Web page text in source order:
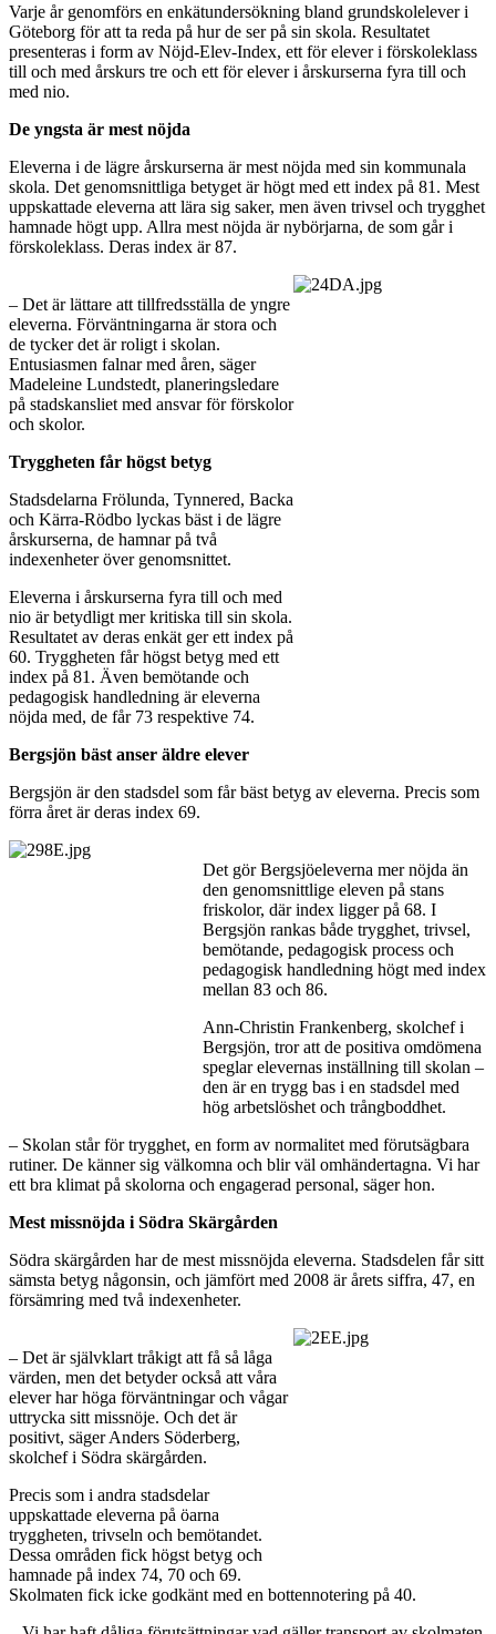
Varje år genomförs en enkätundersökning bland grundskolelever i
Göteborg för att ta reda på hur de ser på sin skola. Resultatet
presenteras i form av Nöjd-Elev-Index, ett för elever i förskoleklass
till och med årskurs tre och ett för elever i årskurserna fyra till och
med nio.
De yngsta är mest nöjda
Eleverna i de lägre årskurserna är mest nöjda med sin kommunala
skola. Det genomsnittliga betyget är högt med ett index på 81. Mest
uppskattade eleverna att lära sig saker, men även trivsel och trygghet
hamnade högt upp. Allra mest nöjda är nybörjarna, de som går i
förskoleklass. Deras index är 87.
– Det är lättare att tillfredsställa de yngre
eleverna. Förväntningarna är stora och
de tycker det är roligt i skolan.
Entusiasmen falnar med åren, säger
Madeleine Lundstedt, planeringsledare
på stadskansliet med ansvar för förskolor
och skolor.
Tryggheten får högst betyg
Stadsdelarna Frölunda, Tynnered, Backa
och Kärra-Rödbo lyckas bäst i de lägre
årskurserna, de hamnar på två
indexenheter över genomsnittet.
Eleverna i årskurserna fyra till och med
nio är betydligt mer kritiska till sin skola.
Resultatet av deras enkät ger ett index på
60. Tryggheten får högst betyg med ett
index på 81. Även bemötande och
pedagogisk handledning är eleverna
nöjda med, de får 73 respektive 74.
Bergsjön bäst anser äldre elever
Bergsjön är den stadsdel som får bäst betyg av eleverna. Precis som
förra året är deras index 69.
Det gör Bergsjöeleverna mer nöjda än
den genomsnittlige eleven på stans
friskolor, där index ligger på 68. I
Bergsjön rankas både trygghet, trivsel,
bemötande, pedagogisk process och
pedagogisk handledning högt med index
mellan 83 och 86.
Ann-Christin Frankenberg, skolchef i
Bergsjön, tror att de positiva omdömena
speglar elevernas inställning till skolan –
den är en trygg bas i en stadsdel med
hög arbetslöshet och trångboddhet.
– Skolan står för trygghet, en form av normalitet med förutsägbara
rutiner. De känner sig välkomna och blir väl omhändertagna. Vi har
ett bra klimat på skolorna och engagerad personal, säger hon.
Mest missnöjda i Södra Skärgården
Södra skärgården har de mest missnöjda eleverna. Stadsdelen får sitt
sämsta betyg någonsin, och jämfört med 2008 är årets siffra, 47, en
försämring med två indexenheter.
– Det är självklart tråkigt att få så låga
värden, men det betyder också att våra
elever har höga förväntningar och vågar
uttrycka sitt missnöje. Och det är
positivt, säger Anders Söderberg,
skolchef i Södra skärgården.
Precis som i andra stadsdelar
uppskattade eleverna på öarna
tryggheten, trivseln och bemötandet.
Dessa områden fick högst betyg och
hamnade på index 74, 70 och 69.
Skolmaten fick icke godkänt med en bottennotering på 40.